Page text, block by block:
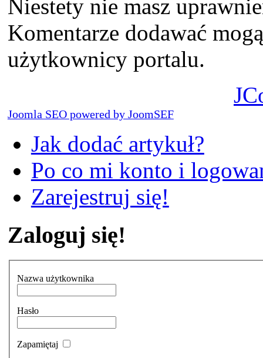
Niestety nie masz
Komentarze dodawać
użytkownicy portalu.
Joomla SEO powered by JoomSEF
Jak dodać artykuł?
Po co mi konto i
Zarejestruj się!
Zaloguj się!
Nazwa użytkownika
Hasło
Zapamiętaj